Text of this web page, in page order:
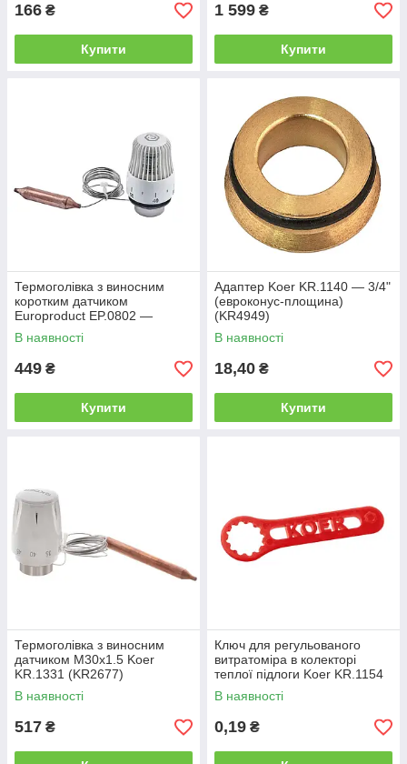
166 ₴
Купити
1 599 ₴
Купити
Термоголівка з виносним
коротким датчиком
Europroduct EP.0802 —
M30x1.5 (20-70*C) (EP6144)
В наявності
449 ₴
Купити
Адаптер Koer KR.1140 — 3/4"
(евроконус-площина)
(KR4949)
В наявності
18,40 ₴
Купити
Термоголівка з виносним
датчиком M30x1.5 Koer
KR.1331 (KR2677)
В наявності
517 ₴
Ключ для регульованого
витратоміра в колекторі
теплої підлоги Koer KR.1154
(KR3361)
В наявності
0,19 ₴